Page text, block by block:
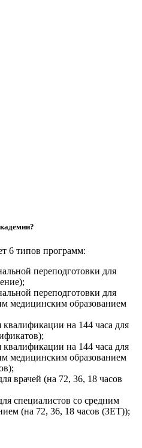
6 типов программ:
переподготовки для
переподготовки для
медицинским образованием
на 144 часа для
на 144 часа для
медицинским образованием
врачей (на 72, 36, 18 часов
специалистов со средним
(на 72, 36, 18 часов (ЗЕТ));